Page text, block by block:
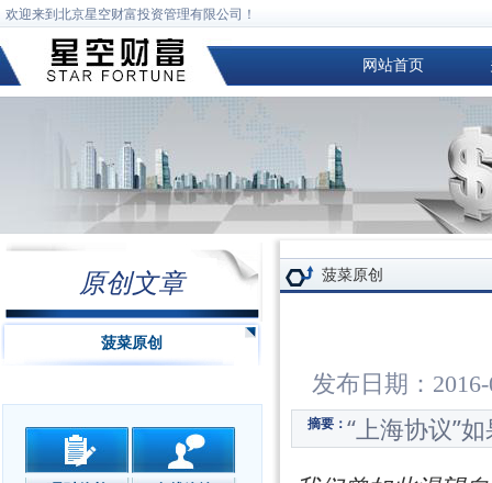
欢迎来到北京星空财富投资管理有限公司！
网站首页
原创文章
菠菜原创
菠菜原创
发布日期：
摘要： “上海协议”